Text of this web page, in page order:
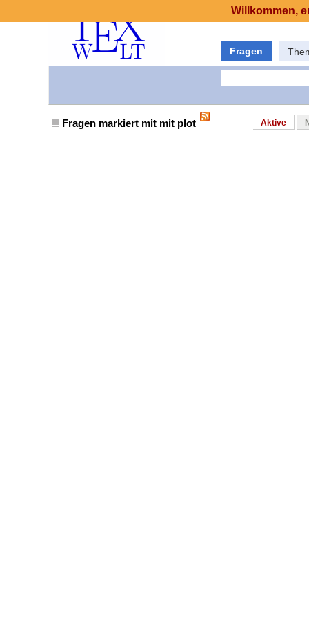
Fragen
Fragen markiert mit mit plot Aktive
Willkommen,